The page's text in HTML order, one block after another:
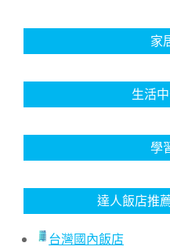
家
生活
學
達人飯店推
台灣國內飯店